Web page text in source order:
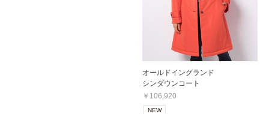
オールドイングランド
シンダウンコート
￥106,920
NEW